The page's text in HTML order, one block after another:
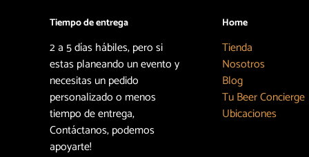
Tiempo de entrega
2 a 5 días hábiles, pero si
estas planeando un evento y
necesitas un pedido
personalizado o menos
tiempo de entrega,
Contáctanos, podemos
apoyarte!
Home
Tienda
Nosotros
Blog
Tu Beer Concierge
Ubicaciones